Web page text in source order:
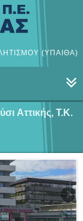
(ΥΠΑΙΘΑ)
Αττικής, Τ.Κ.